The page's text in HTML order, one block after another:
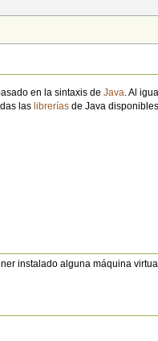
en la sintaxis deJava. Al
las librerías de Java
instalado alguna máquina